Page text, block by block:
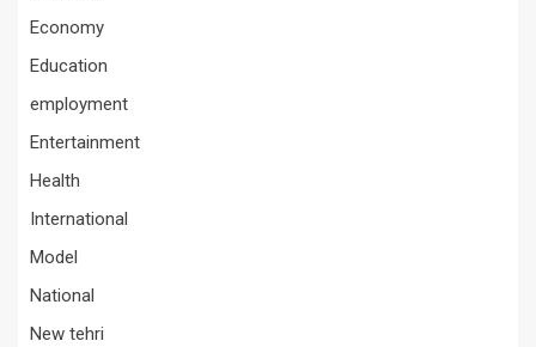
Economy
Education
employment
Entertainment
Health
International
Model
National
New tehri